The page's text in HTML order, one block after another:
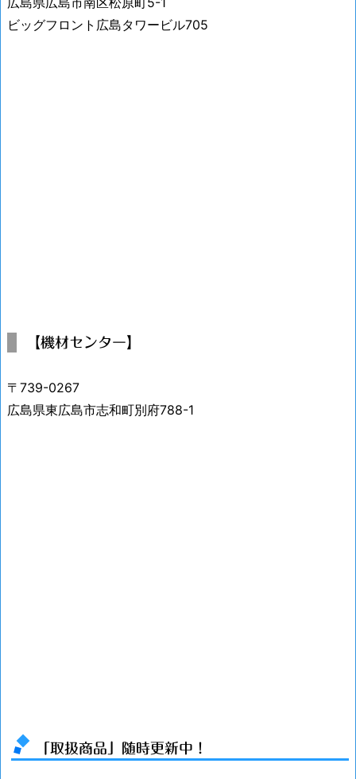
ビッグフロント広島タワービル705
【機材センター】
〒739-0267
広島県東広島市志和町別府788-1
「取扱商品」随時更新中！